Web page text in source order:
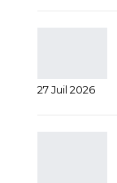
27 Juil 2026